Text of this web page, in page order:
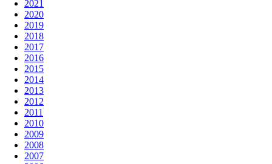
2021
2020
2019
2018
2017
2016
2015
2014
2013
2012
2011
2010
2009
2008
2007